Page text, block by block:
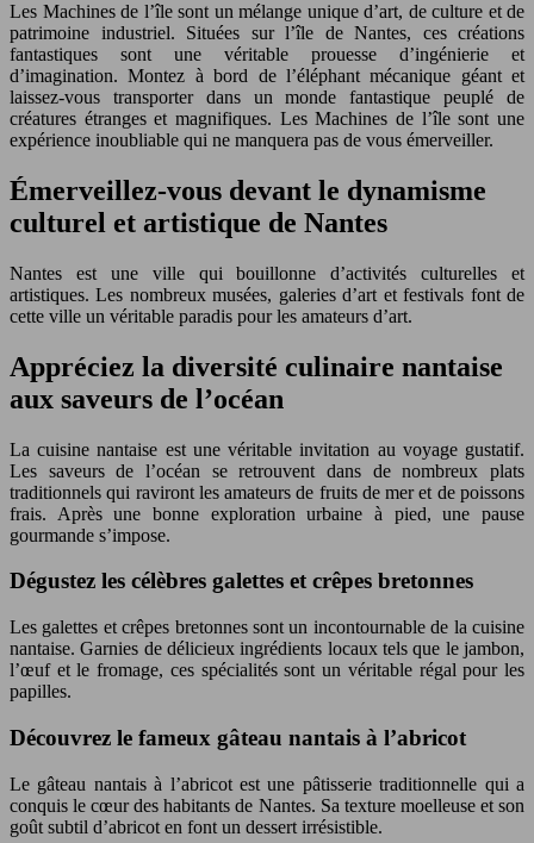
Les Machines de l’île sont un mélange unique d’art, de culture et de
patrimoine industriel. Situées sur l’île de Nantes, ces créations
fantastiques sont une véritable prouesse d’ingénierie et
d’imagination. Montez à bord de l’éléphant mécanique géant et
laissez-vous transporter dans un monde fantastique peuplé de
créatures étranges et magnifiques. Les Machines de l’île sont une
expérience inoubliable qui ne manquera pas de vous émerveiller.
Émerveillez-vous devant le dynamisme
culturel et artistique de Nantes
Nantes est une ville qui bouillonne d’activités culturelles et
artistiques. Les nombreux musées, galeries d’art et festivals font de
cette ville un véritable paradis pour les amateurs d’art.
Appréciez la diversité culinaire nantaise
aux saveurs de l’océan
La cuisine nantaise est une véritable invitation au voyage gustatif.
Les saveurs de l’océan se retrouvent dans de nombreux plats
traditionnels qui raviront les amateurs de fruits de mer et de poissons
frais. Après une bonne exploration urbaine à pied, une pause
gourmande s’impose.
Dégustez les célèbres galettes et crêpes bretonnes
Les galettes et crêpes bretonnes sont un incontournable de la cuisine
nantaise. Garnies de délicieux ingrédients locaux tels que le jambon,
l’œuf et le fromage, ces spécialités sont un véritable régal pour les
papilles.
Découvrez le fameux gâteau nantais à l’abricot
Le gâteau nantais à l’abricot est une pâtisserie traditionnelle qui a
conquis le cœur des habitants de Nantes. Sa texture moelleuse et son
goût subtil d’abricot en font un dessert irrésistible.